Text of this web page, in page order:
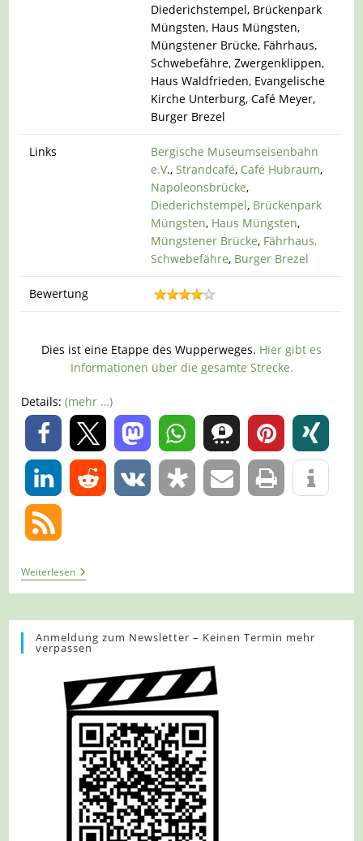
Diederichstempel, Brückenpark
Müngsten, Haus Müngsten,
Müngstener Brücke, Fährhaus,
Schwebefähre, Zwergenklippen,
Haus Waldfrieden, Evangelische
Kirche Unterburg, Café Meyer,
Burger Brezel
Links
Bergische Museumseisenbahn
e.V., Strandcafé, Café Hubraum,
Napoleonsbrücke,
Diederichstempel, Brückenpark
Müngsten, Haus Müngsten,
Müngstener Brücke, Fährhaus,
Schwebefähre, Burger Brezel
Bewertung
Dies ist eine Etappe des Wupperweges. Hier gibt es
Informationen über die gesamte Strecke.
Details:(mehr …)
0
0
WeiterlesenTour
1131
–
–
Etappe
9/12
Von
Solingen
Nach
Burg
Mit
Seinem
Schloss
Anmeldung zum Newsletter – Keinen Termin mehr
verpassen